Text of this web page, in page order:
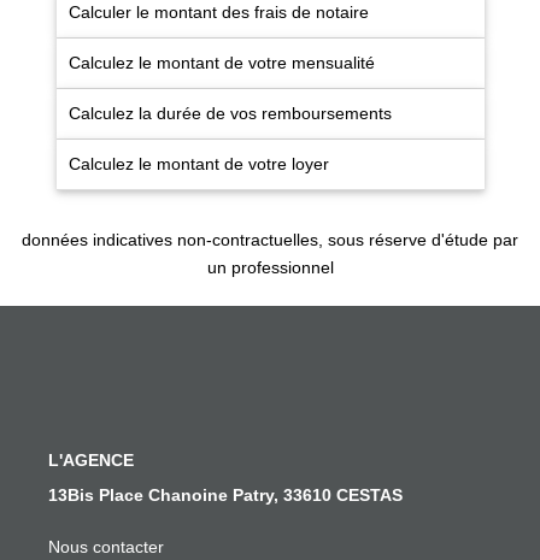
Calculer le montant des frais de notaire
Calculez le montant de votre mensualité
Calculez la durée de vos remboursements
Calculez le montant de votre loyer
données indicatives non-contractuelles, sous réserve d'étude par
un professionnel
L'AGENCE
13Bis Place Chanoine Patry, 33610 CESTAS
Nous contacter